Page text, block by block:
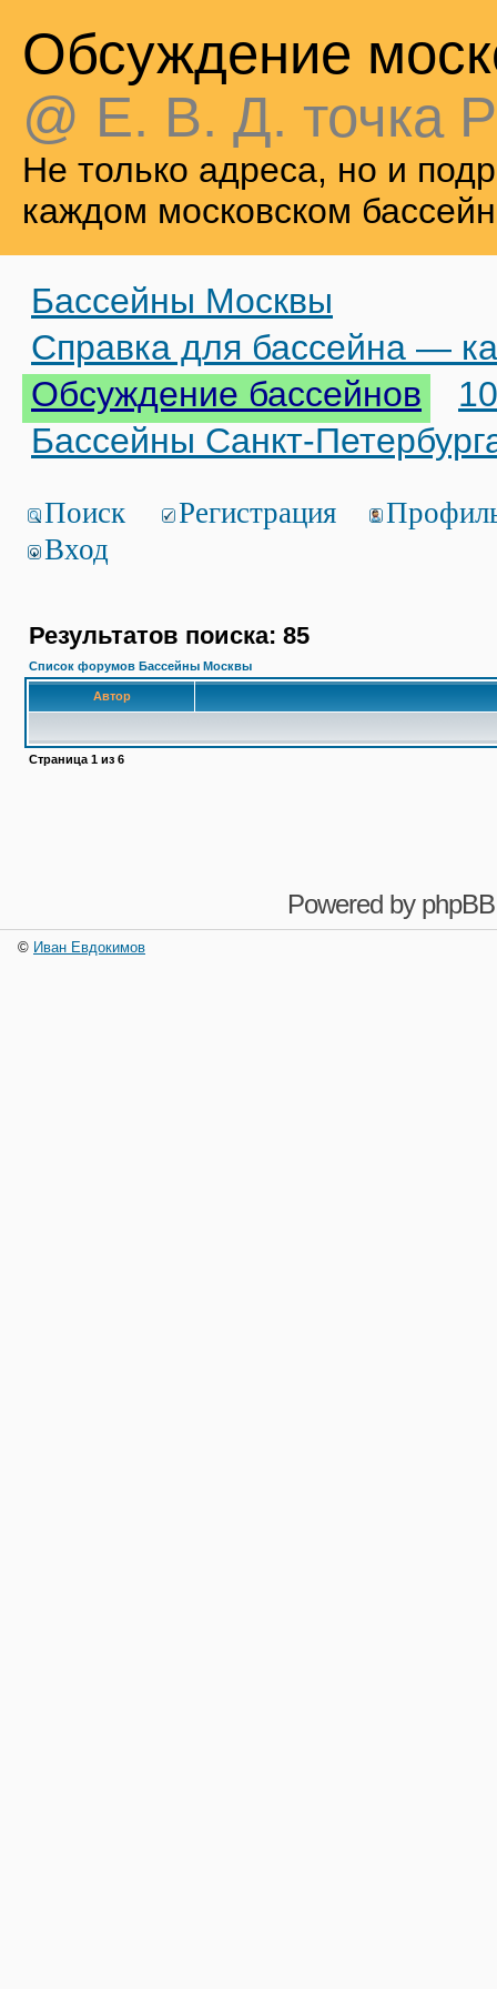
Обсуждение
@ Е. В. Д. точка
Не только адреса, но и
каждом московском
Бассейны Москвы
Справка для бассейна —
Обсуждение бассейнов
Бассейны Санкт-
Поиск Регистрация
Вход
Результатов поиска: 85
Список форумов Бассейны Москвы
Автор
Страница 1 из 6
Powered by phpBB
© Иван Евдокимов